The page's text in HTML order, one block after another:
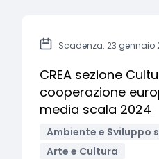
Scadenza: 23 gennaio
CREA sezione
cooperazione
media scala 2024
Ambiente e Sviluppo
Arte e Cultura